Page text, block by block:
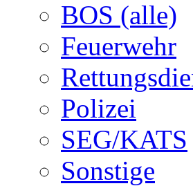
BOS (alle)
Feuerwehr
Polizei
SEG/KATS
Sonstige